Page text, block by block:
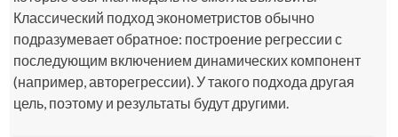
Классический подход эконометристов обычно
подразумевает обратное: построение регрессии с
последующим включением динамических компонент
(например, авторегрессии). У такого подхода другая
цель, поэтому и результаты будут другими.